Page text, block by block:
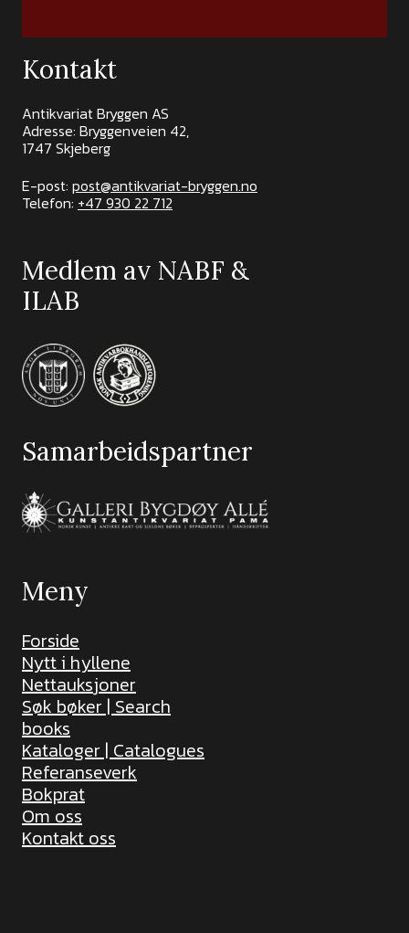
Kontakt
Antikvariat Bryggen AS
Adresse: Bryggenveien 42,
1747 Skjeberg
E-post: post@antikvariat-bryggen.no
Telefon: +47 930 22 712
Medlem av NABF &
ILAB
Samarbeidspartner
Meny
Forside
Nytt i hyllene
Nettauksjoner
Søk bøker | Search
books
Kataloger | Catalogues
Referanseverk
Bokprat
Om oss
Kontakt oss